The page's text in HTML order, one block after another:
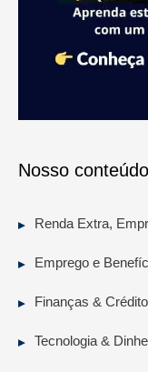
Nosso conteúdo
Renda Extra,
Emprego e
Finanças & Crédito
Tecnologia &